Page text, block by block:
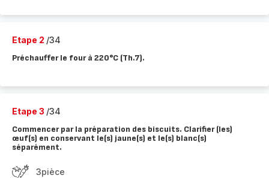
Etape 2 /34
Préchauffer le four à 220°C (Th.7).
Etape 3 /34
Commencer par la préparation des biscuits. Clarifier (les)
œuf(s) en conservant le(s) jaune(s) et le(s) blanc(s)
séparément.
3pièce